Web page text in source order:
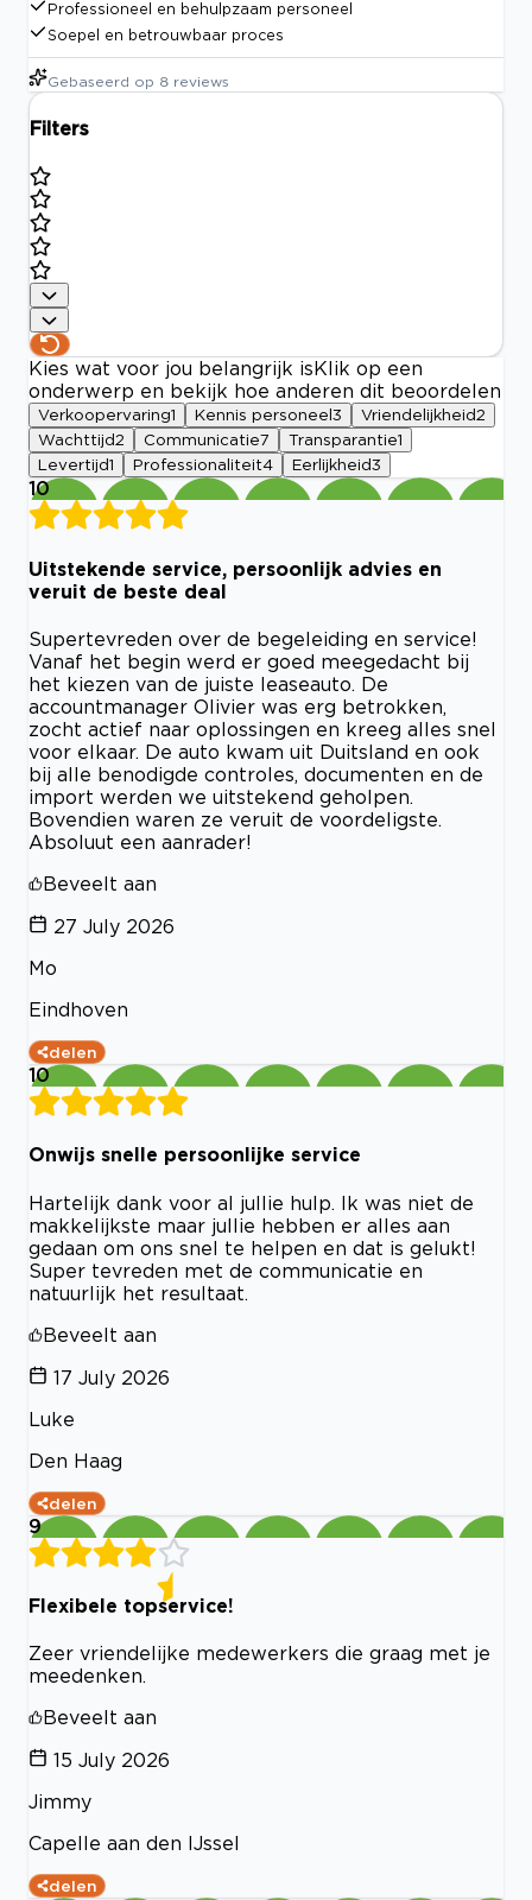
Professioneel en behulpzaam personeel
Soepel en betrouwbaar proces
Gebaseerd op 8 reviews
Filters
Kies wat voor jou belangrijk is Klik op een
onderwerp en bekijk hoe anderen dit beoordelen
Verkoopervaring1 Kennis personeel 3 Vriendelijkheid2
Wachttijd2 Communicatie7 Transparantie1
Levertijd1 Professionaliteit4 Eerlijkheid3
10
Uitstekende service, persoonlijk advies en
veruit de beste deal
Supertevreden over de begeleiding en service!
Vanaf het begin werd er goed meegedacht bij
het kiezen van de juiste leaseauto. De
accountmanager Olivier was erg betrokken,
zocht actief naar oplossingen en kreeg alles snel
voor elkaar. De auto kwam uit Duitsland en ook
bij alle benodigde controles, documenten en de
import werden we uitstekend geholpen.
Bovendien waren ze veruit de voordeligste.
Absoluut een aanrader!
Beveelt aan
27 July 2026
Mo
Eindhoven
delen
10
Onwijs snelle persoonlijke service
Hartelijk dank voor al jullie hulp. Ik was niet de
makkelijkste maar jullie hebben er alles aan
gedaan om ons snel te helpen en dat is gelukt!
Super tevreden met de communicatie en
natuurlijk het resultaat.
Beveelt aan
17 July 2026
Luke
Den Haag
delen
9
Flexibele topservice!
Zeer vriendelijke medewerkers die graag met je
meedenken.
Beveelt aan
15 July 2026
Jimmy
Capelle aan den IJssel
delen